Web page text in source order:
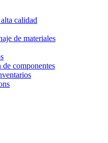
calidad
de materiales
componentes